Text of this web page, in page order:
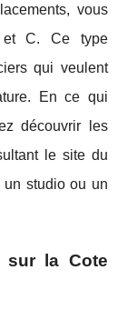
vous
C. Ce type
qui veulent
En ce qui
découvrir les
le site du
un studio ou un
sur la Cote